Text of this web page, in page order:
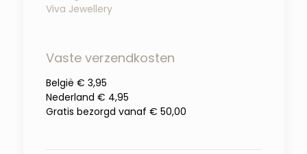
Viva Jewellery
Vaste verzendkosten
België € 3,95
Nederland € 4,95
Gratis bezorgd vanaf € 50,00